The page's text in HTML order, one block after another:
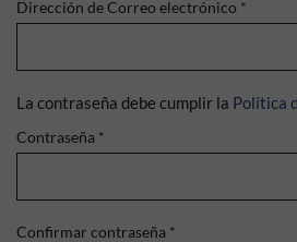
Dirección de Correo electrónico *
La contraseña debe cumplir la Política
Contraseña *
Confirmar contraseña *